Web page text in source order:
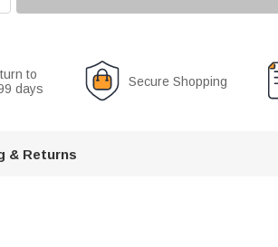
to
days
Secure Shopping
& Returns